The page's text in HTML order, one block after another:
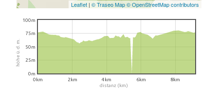
Leaflet | © Traseo Map© OpenStreetMap contributors
distanz (km)
höhe ü. d. m.
0km 2km 4km 6km 8km
0m
25m
50m
75m
100m